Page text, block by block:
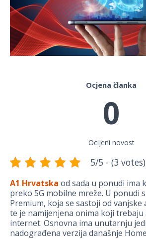
Ocjena članka
0
Ocijeni novost
5/5 - (3 votes)
A1 Hrvatska od sada u ponudi ima
preko 5G mobilne mreže. U ponudi
Premium, koja se sastoji od vanjske
te je namijenjena onima koji
internet. Osnovna ima unutarnju
nadograđena verzija današnje